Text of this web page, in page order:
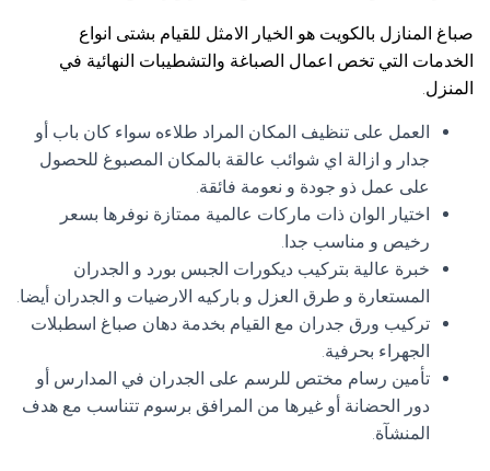
صباغ المنازل بالكويت هو الخيار الامثل للقيام بشتى انواع
الخدمات التي تخص اعمال الصباغة والتشطيبات النهائية في
المنزل.
العمل على تنظيف المكان المراد طلاءه سواء كان باب أو
جدار و ازالة اي شوائب عالقة بالمكان المصبوغ للحصول
على عمل ذو جودة و نعومة فائقة.
اختيار الوان ذات ماركات عالمية ممتازة نوفرها بسعر
رخيص و مناسب جدا.
خبرة عالية بتركيب ديكورات الجبس بورد و الجدران
المستعارة و طرق العزل و باركيه الارضيات و الجدران أيضا.
تركيب ورق جدران مع القيام بخدمة دهان صباغ اسطبلات
الجهراء بحرفية.
تأمين رسام مختص للرسم على الجدران في المدارس أو
دور الحضانة أو غيرها من المرافق برسوم تتناسب مع هدف
المنشآة.